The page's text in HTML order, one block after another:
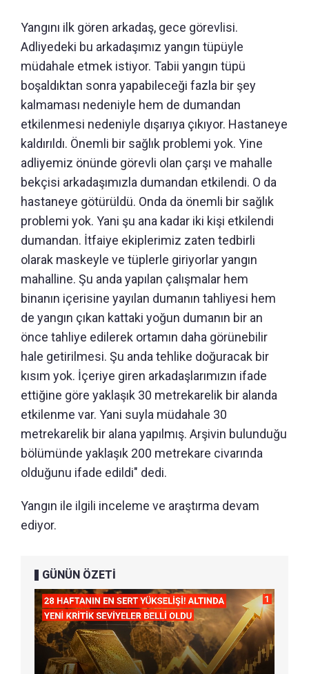
Yangını ilk gören arkadaş, gece görevlisi.
Adliyedeki bu arkadaşımız yangın tüpüyle
müdahale etmek istiyor. Tabii yangın tüpü
boşaldıktan sonra yapabileceği fazla bir şey
kalmaması nedeniyle hem de dumandan
etkilenmesi nedeniyle dışarıya çıkıyor. Hastaneye
kaldırıldı. Önemli bir sağlık problemi yok. Yine
adliyemiz önünde görevli olan çarşı ve mahalle
bekçisi arkadaşımızla dumandan etkilendi. O da
hastaneye götürüldü. Onda da önemli bir sağlık
problemi yok. Yani şu ana kadar iki kişi etkilendi
dumandan. İtfaiye ekiplerimiz zaten tedbirli
olarak maskeyle ve tüplerle giriyorlar yangın
mahalline. Şu anda yapılan çalışmalar hem
binanın içerisine yayılan dumanın tahliyesi hem
de yangın çıkan kattaki yoğun dumanın bir an
önce tahliye edilerek ortamın daha görünebilir
hale getirilmesi. Şu anda tehlike doğuracak bir
kısım yok. İçeriye giren arkadaşlarımızın ifade
ettiğine göre yaklaşık 30 metrekarelik bir alanda
etkilenme var. Yani suyla müdahale 30
metrekarelik bir alana yapılmış. Arşivin bulunduğu
bölümünde yaklaşık 200 metrekare civarında
olduğunu ifade edildi" dedi.
Yangın ile ilgili inceleme ve araştırma devam
ediyor.
GÜNÜN ÖZETİ